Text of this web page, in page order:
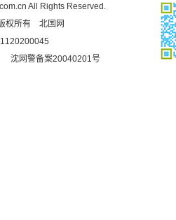
All Rights Reserved.
权所有 北国网
沈网警备案20040201号